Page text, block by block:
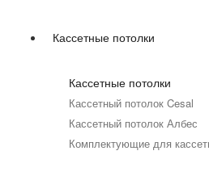
Кассетные потолки
Кассетные потолки
Кассетный потолок Cesal
Кассетный потолок Албес
Комплектующие для